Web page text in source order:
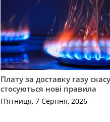
Плату за доставку газу
стосуються нові правила
П’ятниця, 7 Серпня, 2026